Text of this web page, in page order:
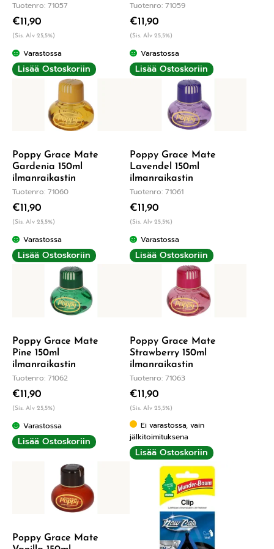
Tuotenro: 71057
€11,90
(Sis. Alv 25,5%)
Varastossa
Lisää Ostoskoriin
Tuotenro: 71059
€11,90
(Sis. Alv 25,5%)
Varastossa
Lisää Ostoskoriin
Poppy Grace Mate
Gardenia 150ml
ilmanraikastin
Tuotenro: 71060
€11,90
(Sis. Alv 25,5%)
Varastossa
Lisää Ostoskoriin
Poppy Grace Mate
Lavendel 150ml
ilmanraikastin
Tuotenro: 71061
€11,90
(Sis. Alv 25,5%)
Varastossa
Lisää Ostoskoriin
Poppy Grace Mate
Pine 150ml
ilmanraikastin
Tuotenro: 71062
€11,90
(Sis. Alv 25,5%)
Varastossa
Lisää Ostoskoriin
Poppy Grace Mate
Strawberry 150ml
ilmanraikastin
Tuotenro: 71063
€11,90
(Sis. Alv 25,5%)
Ei varastossa, vain
jälkitoimituksena
Lisää Ostoskoriin
Poppy Grace Mate